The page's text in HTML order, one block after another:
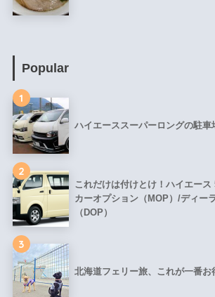
Popular
1
ハイエーススーパーロングの駐車
2
これだけは付けとけ！ハイエー
カーオプション（MOP）/ディー
（DOP）
3
北海道フェリー旅、これが一番お